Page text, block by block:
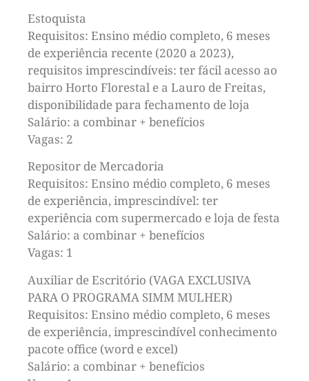
Estoquista
Requisitos: Ensino médio completo, 6 meses
de experiência recente (2020 a 2023),
requisitos imprescindíveis: ter fácil acesso ao
bairro Horto Florestal e a Lauro de Freitas,
disponibilidade para fechamento de loja
Salário: a combinar + benefícios
Vagas: 2
Repositor de Mercadoria
Requisitos: Ensino médio completo, 6 meses
de experiência, imprescindível: ter
experiência com supermercado e loja de festa
Salário: a combinar + benefícios
Vagas: 1
Auxiliar de Escritório (VAGA EXCLUSIVA
PARA O PROGRAMA SIMM MULHER)
Requisitos: Ensino médio completo, 6 meses
de experiência, imprescindível conhecimento
pacote office (word e excel)
Salário: a combinar + benefícios